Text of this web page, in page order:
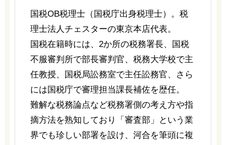
国税OB税理士（国税庁出身税理士）。税
理士法人チェスターの東京本店代表。
国税在籍時には、2か所の税務署長、国税
不服審判所で部長審判官、税務大学校で主
任教授、国税局訟務室で主任訟務官、さら
には国税庁で審理担当課長補佐を歴任。
難解な税務論点など税務署側の考え方や指
摘方法を熟知しており「審査部」という業
界でも珍しい部署を設け、河合を筆頭に複